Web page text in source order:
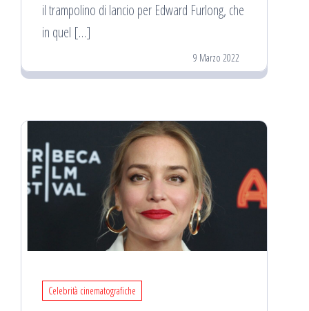
il trampolino di lancio per Edward Furlong, che
in quel […]
9 Marzo 2022
Celebrità cinematografiche